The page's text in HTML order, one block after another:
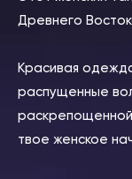
Древнего
Красивая
распущенные
твое женское